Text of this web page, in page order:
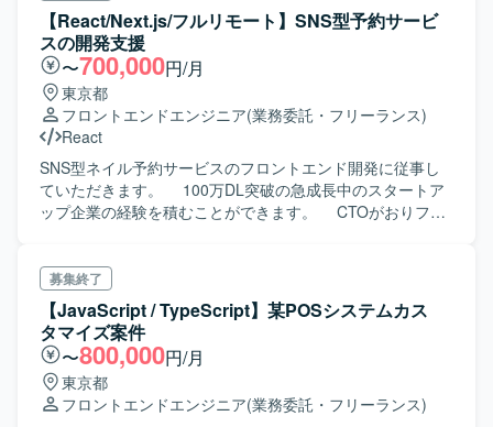
【React/Next.js/フルリモート】SNS型予約サービ
スの開発支援
〜700,000円/月
東京都
フロントエンドエンジニア(業務委託・フリーランス)
React
SNS型ネイル予約サービスのフロントエンド開発に従事し
ていただきます。 100万DL突破の急成長中のスタートア
ップ企業の経験を積むことができます。 CTOがおりフォ
募集終了
【JavaScript / TypeScript】某POSシステムカス
タマイズ案件
〜800,000円/月
東京都
フロントエンドエンジニア(業務委託・フリーランス)